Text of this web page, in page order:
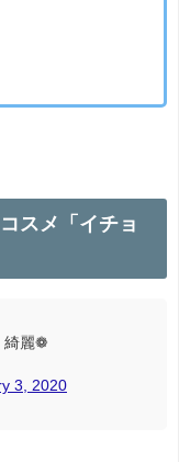
スメ「イチョ
綺麗❁
3, 2020